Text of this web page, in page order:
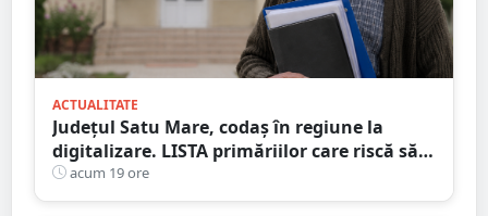
ACTUALITATE
Județul Satu Mare, codaș în regiune la
digitalizare. LISTA primăriilor care riscă să
piardă bani de la buget
acum 19 ore